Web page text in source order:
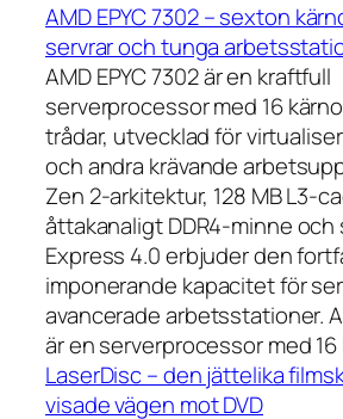
AMD EPYC 7302 – sexton
servrar och tunga
AMD EPYC 7302 är en kraftfull
serverprocessor med 16
trådar, utvecklad för
och andra krävande
Zen 2-arkitektur, 128 MB L3-
åttakanaligt DDR4-minne och
Express 4.0 erbjuder den
imponerande kapacitet för
avancerade arbetsstationer.
är en serverprocessor med
LaserDisc – den jättelika
visade vägen mot DVD